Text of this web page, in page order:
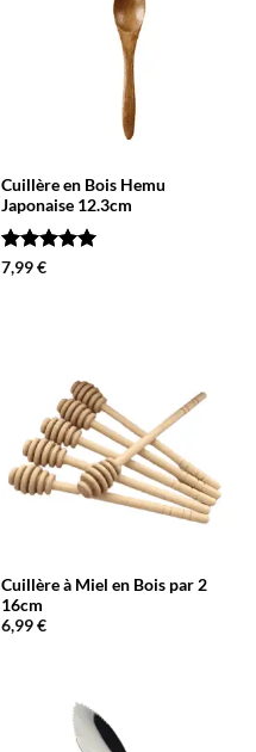
Cuillère en Bois Hemu
Japonaise 12.3cm
Note
7,99€
Cuillère à Miel en Bois par 2
16cm
6,99€